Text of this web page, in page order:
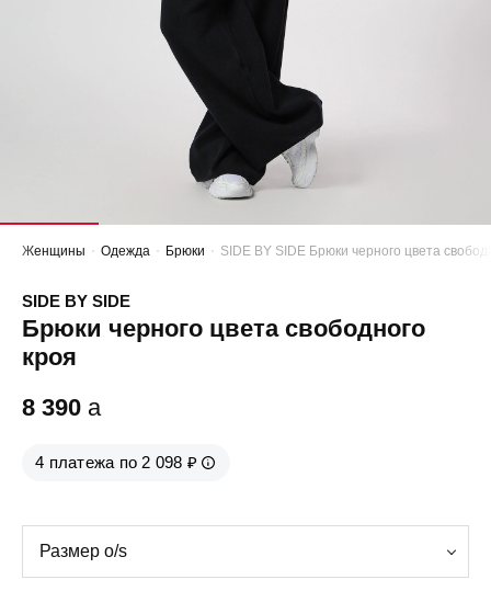
Женщины Одежда Брюки SIDE BY SIDE Брюки черного цвета
SIDE BY SIDE
Брюки черного цвета свободного
кроя
8 390 a
4 платежа по 2 098 ₽